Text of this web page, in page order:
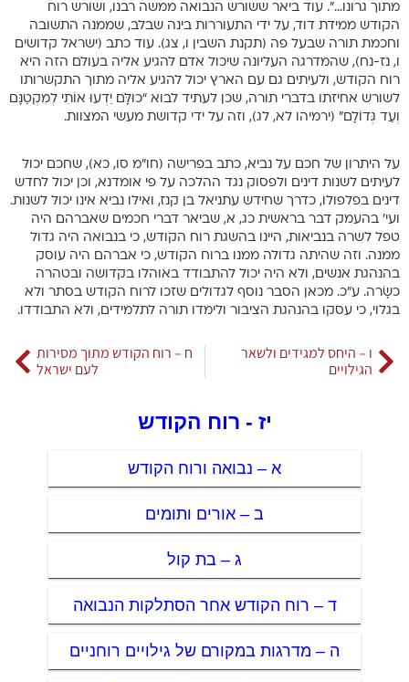
מתוך גרונו…”. עוד ביאר ששורש הנבואה ממשה רבנו, ושורש רוח
הקודש ממידת דוד, על ידי התעוררות בינה שבלב, שממנה התשובה
וחכמת תורה שבעל פה (תקנת השבין ו, צג). עוד כתב (ישראל קדושים
ו, נז-נח), שהמדרגה העליונה שיכול אדם להגיע אליה בעולם הזה היא
רוח הקודש, ולעיתים גם עם הארץ יכול להגיע אליה מתוך התקשרותו
לשורש אחיזתו בדברי תורה, שכן לעתיד לבוא “כוּלָּם יֵדְעוּ אוֹתִי לְמִקְטַנָּם
וְעַד גְּדוֹלָם” (ירמיהו לא, לג), וזה על ידי קדושת מעשי המצוות.
על היתרון של חכם על נביא, כתב בפרישה (חו”מ סו, כא), שחכם יכול
לעיתים לשנות דינים ולפסוק נגד ההלכה על פי אומדנא, וכן יכול לחדש
דינים בפלפולו, כדרך שחידש עתניאל בן קנז, ואילו נביא אינו יכול לשנות.
ועי’ בהעמק דבר בראשית כג, א, שביאר דברי חכמים שאברהם היה
טפל לשרה בנביאות, היינו בהשגת רוח הקודש, כי בנבואה היה גדול
ממנה. וזה שהיתה גדולה ממנו ברוח הקודש, כי אברהם היה עוסק
בהנהגת אנשים, ולא היה יכול להתבודד באוהלו בקדושה ובטהרה
כשָׂרה. ע”כ. מכאן הסבר נוסף לגדולים שזכו לרוח הקודש בסתר ולא
בגלוי, כי עסקו בהנהגת הציבור ולימדו תורה לתלמידים, ולא התבודדו.
ו – היחס למגידים ולשאר
הגילויים
ח – רוח הקודש מתוך מסירות
לעם ישראל
יז - רוח הקודש
א – נבואה ורוח הקודש
ב – אורים ותומים
ג – בת קול
ד – רוח הקודש אחר הסתלקות הנבואה
ה – מדרגות במקורם של גילויים רוחניים